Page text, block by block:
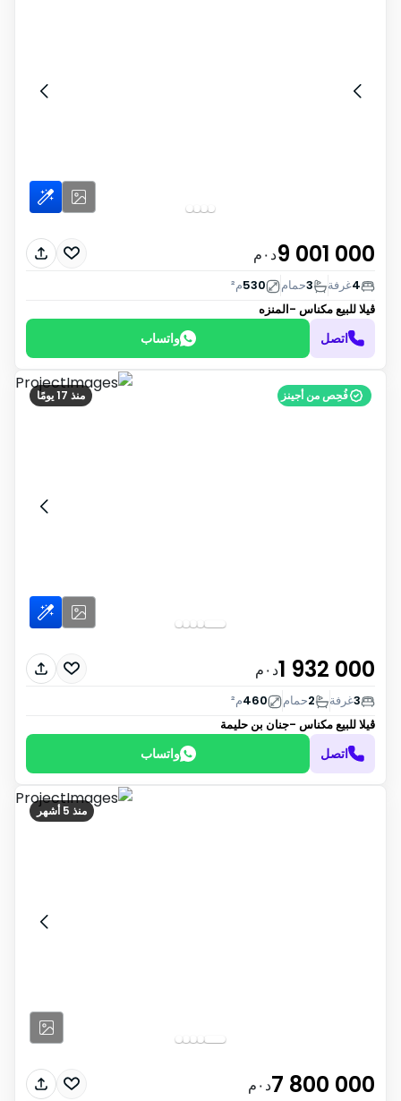
9 001 000د٠م
4غرفة 3حمام 530م²
ڤيلا للبيعمكناس -المنزه
اتصل واتساب
منذ 17 يومًا فُحِص من أجينز
1 932 000د٠م
3غرفة 2حمام 460م²
ڤيلا للبيعمكناس -جنان بن حليمة
اتصل واتساب
منذ 5 أشهر
7 800 000د٠م